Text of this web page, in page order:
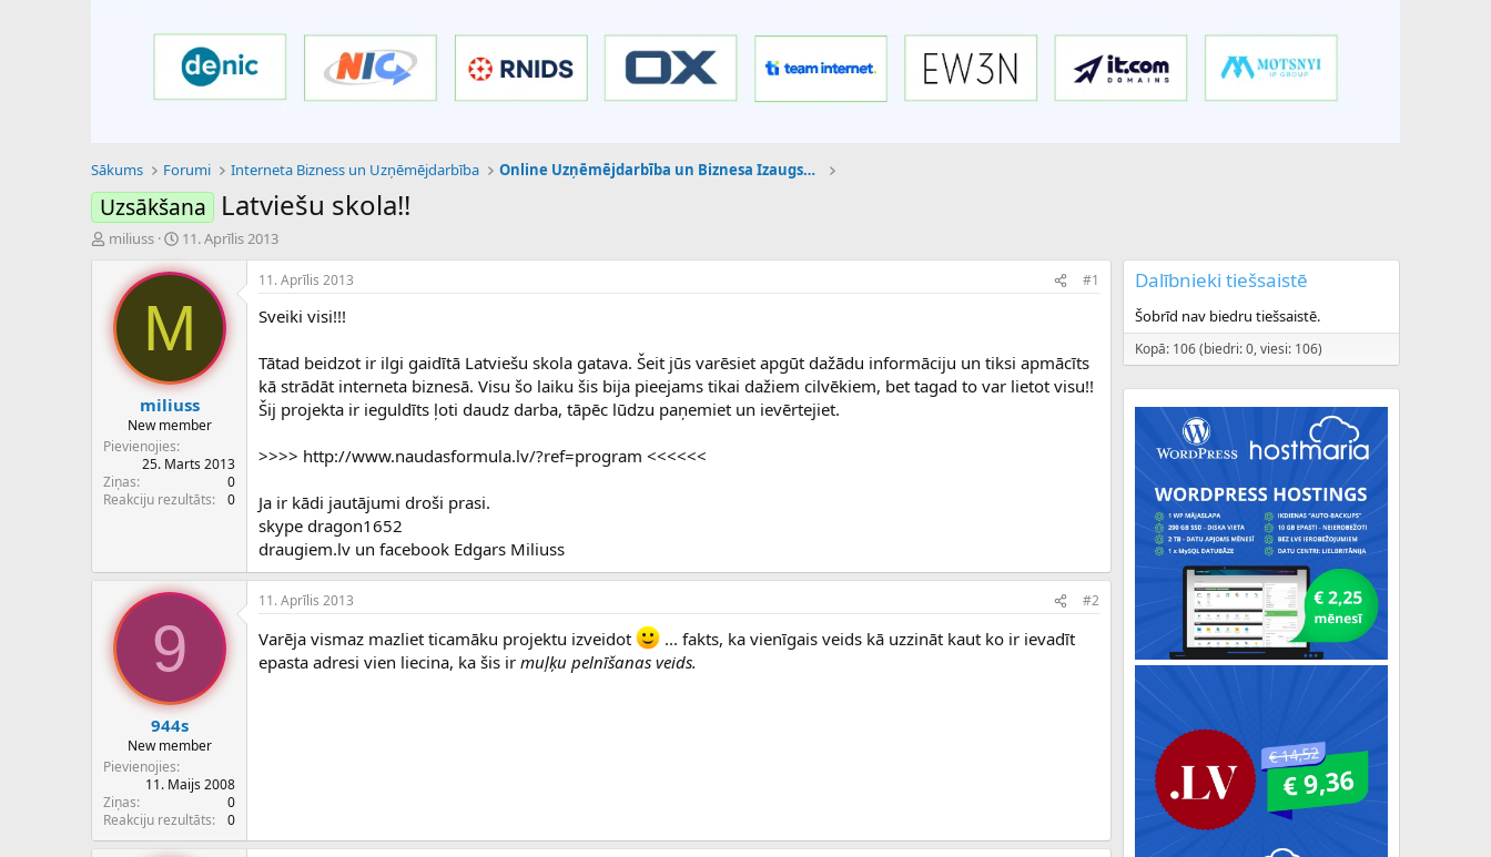
Sākums Forumi Interneta Bizness un Uzņēmējdarbība Online Uzņēmējdarbība un Biznesa Izaugsme
Uzsākšana Latviešu skola!!
P
e
d
e
z
s
ā
c
miliuss
S
k
m
d
a
u
m
s
11. Aprīlis 2013
M
miliuss
New member
Pievienojies
25. Marts 2013
Ziņas
0
Reakciju rezultāts
0
11. Aprīlis 2013 #1
Sveiki visi!!!
Tātad beidzot ir ilgi gaidītā Latviešu skola gatava. Šeit jūs varēsiet apgūt dažādu informāciju un tiksi apmācīts
kā strādāt interneta biznesā. Visu šo laiku šis bija pieejams tikai dažiem cilvēkiem, bet tagad to var lietot visu!!
Šij projekta ir ieguldīts ļoti daudz darba, tāpēc lūdzu paņemiet un ievērtejiet.
>>>> http://www.naudasformula.lv/?ref=program <<<<<<
Ja ir kādi jautājumi droši prasi.
skype dragon1652
draugiem.lv un facebook Edgars Miliuss
9
944s
New member
Pievienojies
11. Maijs 2008
Ziņas
0
Reakciju rezultāts
0
11. Aprīlis 2013 #2
Varēja vismaz mazliet ticamāku projektu izveidot
... fakts, ka vienīgais veids kā uzzināt kaut ko ir ievadīt
epasta adresi vien liecina, ka šis ir muļķu pelnīšanas veids.
Dalībnieki tiešsaistē
Šobrīd nav biedru tiešsaistē.
Kopā: 106 (biedri: 0, viesi: 106)